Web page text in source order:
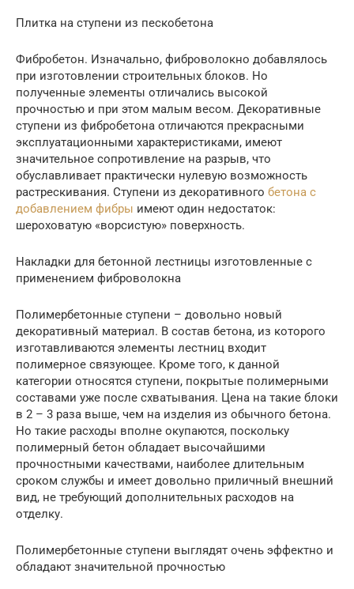
Плитка на ступени из пескобетона
Фибробетон. Изначально, фиброволокно добавлялось
при изготовлении строительных блоков. Но
полученные элементы отличались высокой
прочностью и при этом малым весом. Декоративные
ступени из фибробетона отличаются прекрасными
эксплуатационными характеристиками, имеют
значительное сопротивление на разрыв, что
обуславливает практически нулевую возможность
растрескивания. Ступени из декоративного бетона с
добавлением фибры имеют один недостаток:
шероховатую «ворсистую» поверхность.
Накладки для бетонной лестницы изготовленные с
применением фиброволокна
Полимербетонные ступени – довольно новый
декоративный материал. В состав бетона, из которого
изготавливаются элементы лестниц входит
полимерное связующее. Кроме того, к данной
категории относятся ступени, покрытые полимерными
составами уже после схватывания. Цена на такие блоки
в 2 – 3 раза выше, чем на изделия из обычного бетона.
Но такие расходы вполне окупаются, поскольку
полимерный бетон обладает высочайшими
прочностными качествами, наиболее длительным
сроком службы и имеет довольно приличный внешний
вид, не требующий дополнительных расходов на
отделку.
Полимербетонные ступени выглядят очень эффектно и
обладают значительной прочностью